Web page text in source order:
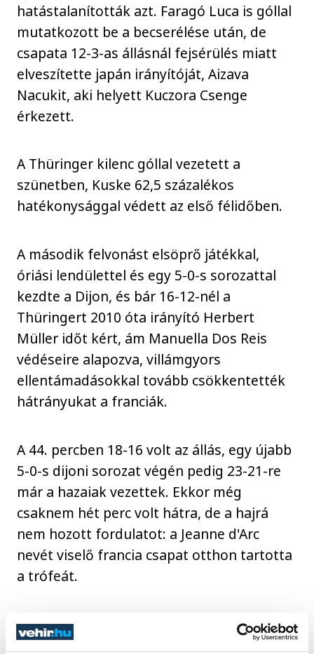
hatástalanították azt. Faragó Luca is góllal
mutatkozott be a becserélése után, de
csapata 12-3-as állásnál fejsérülés miatt
elveszítette japán irányítóját, Aizava
Nacukit, aki helyett Kuczora Csenge
érkezett.
A Thüringer kilenc góllal vezetett a
szünetben, Kuske 62,5 százalékos
hatékonysággal védett az első félidőben.
A második felvonást elsöprő játékkal,
óriási lendülettel és egy 5-0-s sorozattal
kezdte a Dijon, és bár 16-12-nél a
Thüringert 2010 óta irányító Herbert
Müller időt kért, ám Manuella Dos Reis
védéseire alapozva, villámgyors
ellentámadásokkal tovább csökkentették
hátrányukat a franciák.
A 44. percben 18-16 volt az állás, egy újabb
5-0-s dijoni sorozat végén pedig 23-21-re
már a hazaiak vezettek. Ekkor még
csaknem hét perc volt hátra, de a hajrá
nem hozott fordulatot: a Jeanne d'Arc
nevét viselő francia csapat otthon tartotta
a trófeát.
Nina Dury kilenc, Adriana Holejová öt
találattal, Manuella Dos Reis 13 védéssel